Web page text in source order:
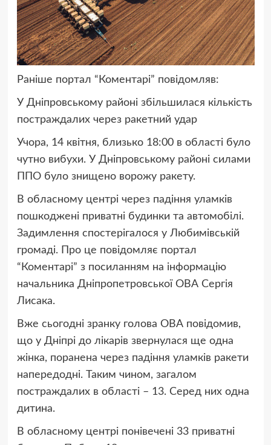
Раніше портал “Коментарі” повідомляв:
У Дніпровському районі збільшилася кількість
постраждалих через ракетний удар
Учора, 14 квітня, близько 18:00 в області було
чутно вибухи. У Дніпровському районі силами
ППО було знищено ворожу ракету.
В обласному центрі через падіння уламків
пошкоджені приватні будинки та автомобілі.
Задимлення спостерігалося у Любимівській
громаді. Про це повідомляє портал
“Коментарі” з посиланням на інформацію
начальника Дніпропетровської ОВА Сергія
Лисака.
Вже сьогодні зранку голова ОВА повідомив,
що у Дніпрі до лікарів звернулася ще одна
жінка, поранена через падіння уламків ракети
напередодні. Таким чином, загалом
постраждалих в області – 13. Серед них одна
дитина.
В обласному центрі понівечені 33 приватні